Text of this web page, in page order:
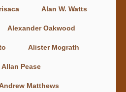
Alan W. Watts
Alexander Oakwood
Alister Mcgrath
Allan Pease
Matthews